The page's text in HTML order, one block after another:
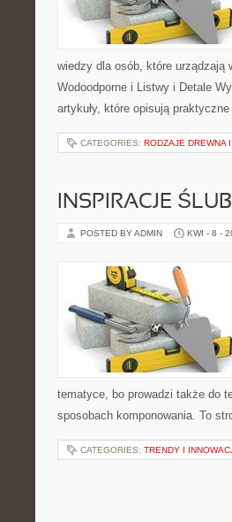
wiedzy dla osób, które urządzają
Wodoodporne i Listwy i Detale
artykuły, które opisują
CATEGORIES: RODZAJE DREWNA
INSPIRACJE
POSTED BY ADMIN KWI - 8 -
tematyce, bo prowadzi także do
sposobach komponowania. To
CATEGORIES: TRENDY I